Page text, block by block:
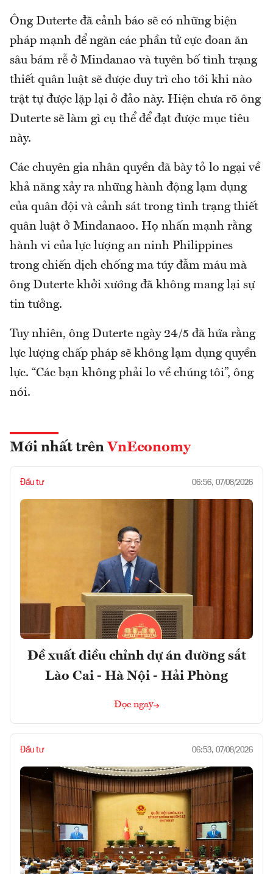
Ông Duterte đã cảnh báo sẽ có những biện
pháp mạnh để ngăn các phần tử cực đoan ăn
sâu bám rễ ở Mindanao và tuyên bố tình trạng
thiết quân luật sẽ được duy trì cho tới khi nào
trật tự được lặp lại ở đảo này. Hiện chưa rõ ông
Duterte sẽ làm gì cụ thể để đạt được mục tiêu
này.
Các chuyên gia nhân quyền đã bày tỏ lo ngại về
khả năng xảy ra những hành động lạm dụng
của quân đội và cảnh sát trong tình trạng thiết
quân luật ở Mindanaoo. Họ nhấn mạnh rằng
hành vi của lực lượng an ninh Philippines
trong chiến dịch chống ma túy đẫm máu mà
ông Duterte khởi xướng đã không mang lại sự
tin tưởng.
Tuy nhiên, ông Duterte ngày 24/5 đã hứa rằng
lực lượng chấp pháp sẽ không lạm dụng quyền
lực. “Các bạn không phải lo về chúng tôi”, ông
nói.
Mới nhất trên VnEconomy
Đầu tư 06:56, 07/08/2026
Đề xuất điều chỉnh dự án đường sắt
Lào Cai - Hà Nội - Hải Phòng
Đọc ngay
Đầu tư 06:53, 07/08/2026